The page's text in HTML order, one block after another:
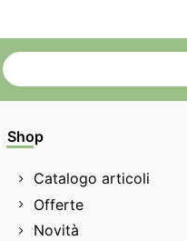
Shop
Catalogo articoli
Offerte
Novità